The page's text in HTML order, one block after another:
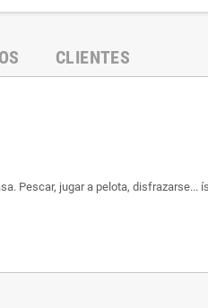
CLIENTES
Pescar, jugar a pelota,